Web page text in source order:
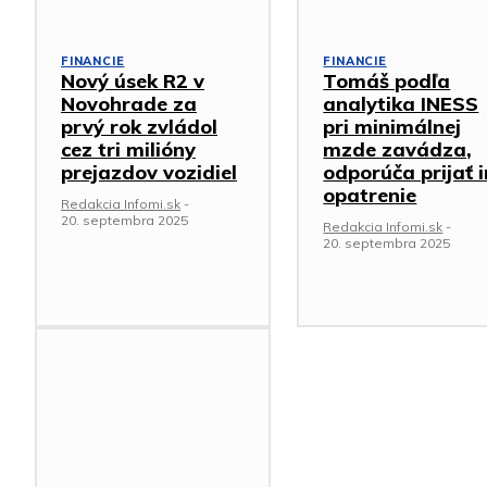
FINANCIE
Nový úsek R2 v
Novohrade za
prvý rok zvládol
cez tri milióny
prejazdov vozidiel
Redakcia Infomi.sk -
20. septembra 2025
FINANCIE
Tomáš podľa
analytika INESS
pri minimálnej
mzde zavádza,
odporúča prijať
opatrenie
Redakcia Infomi.sk -
20. septembra 2025